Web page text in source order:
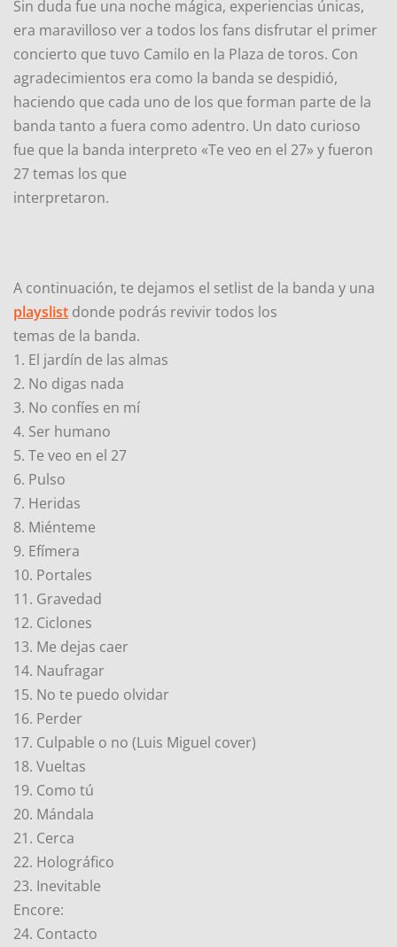
Sin duda fue una noche mágica, experiencias únicas,
era maravilloso ver a todos los fans disfrutar el primer
concierto que tuvo Camilo en la Plaza de toros. Con
agradecimientos era como la banda se despidió,
haciendo que cada uno de los que forman parte de la
banda tanto a fuera como adentro. Un dato curioso
fue que la banda interpreto «Te veo en el 27» y fueron
27 temas los que
interpretaron.
A continuación, te dejamos el setlist de la banda y una
playslist donde podrás revivir todos los
temas de la banda.
1. El jardín de las almas
2. No digas nada
3. No confíes en mí
4. Ser humano
5. Te veo en el 27
6. Pulso
7. Heridas
8. Miénteme
9. Efímera
10. Portales
11. Gravedad
12. Ciclones
13. Me dejas caer
14. Naufragar
15. No te puedo olvidar
16. Perder
17. Culpable o no (Luis Miguel cover)
18. Vueltas
19. Como tú
20. Mándala
21. Cerca
22. Holográfico
23. Inevitable
Encore:
24. Contacto